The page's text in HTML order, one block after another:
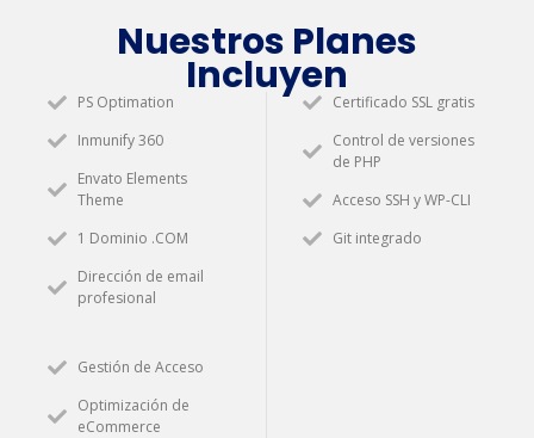
Nuestros Planes
Incluyen
PS Optimation
Inmunify 360
Envato Elements
Theme
1 Dominio .COM
Dirección de email
profesional
Certificado SSL gratis
Control de versiones
de PHP
Acceso SSH y WP-CLI
Git integrado
Gestión de Acceso
Optimización de
eCommerce